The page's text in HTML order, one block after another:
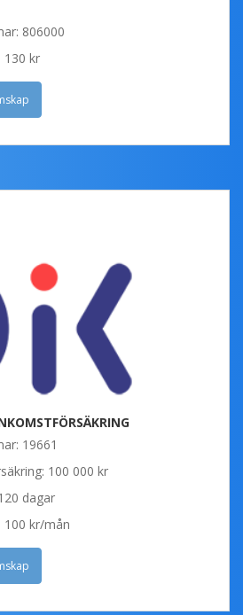
806000
130 kr
19661
100 000 kr
dagar
100 kr/mån